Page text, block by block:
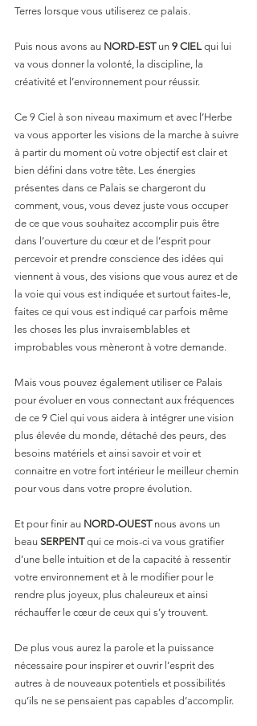
Terres lorsque vous utiliserez ce palais.
Puis nous avons au NORD-EST un 9 CIEL qui lui
va vous donner la volonté, la discipline, la
créativité et l’environnement pour réussir.
Ce 9 Ciel à son niveau maximum et avec l’Herbe
va vous apporter les visions de la marche à suivre
à partir du moment où votre objectif est clair et
bien défini dans votre tête. Les énergies
présentes dans ce Palais se chargeront du
comment, vous, vous devez juste vous occuper
de ce que vous souhaitez accomplir puis être
dans l’ouverture du cœur et de l’esprit pour
percevoir et prendre conscience des idées qui
viennent à vous, des visions que vous aurez et de
la voie qui vous est indiquée et surtout faites-le,
faites ce qui vous est indiqué car parfois même
les choses les plus invraisemblables et
improbables vous mèneront à votre demande.
Mais vous pouvez également utiliser ce Palais
pour évoluer en vous connectant aux fréquences
de ce 9 Ciel qui vous aidera à intégrer une vision
plus élevée du monde, détaché des peurs, des
besoins matériels et ainsi savoir et voir et
connaitre en votre fort intérieur le meilleur chemin
pour vous dans votre propre évolution.
Et pour finir au NORD-OUEST nous avons un
beau SERPENT qui ce mois-ci va vous gratifier
d’une belle intuition et de la capacité à ressentir
votre environnement et à le modifier pour le
rendre plus joyeux, plus chaleureux et ainsi
réchauffer le cœur de ceux qui s’y trouvent.
De plus vous aurez la parole et la puissance
nécessaire pour inspirer et ouvrir l’esprit des
autres à de nouveaux potentiels et possibilités
qu’ils ne se pensaient pas capables d’accomplir.